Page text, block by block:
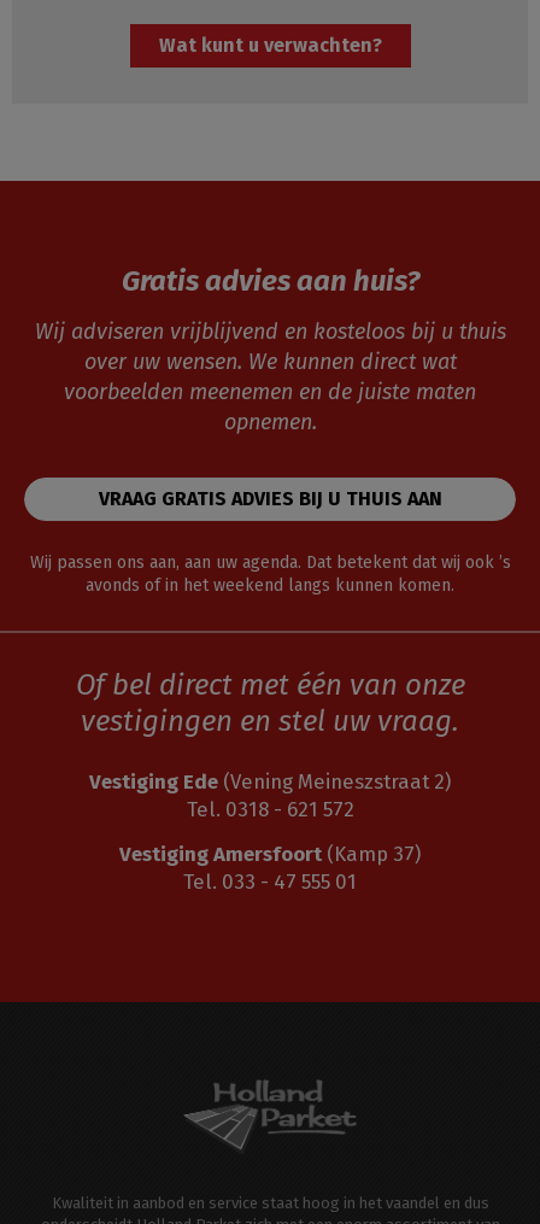
Wat kunt u verwachten?
Gratis advies aan huis?
Wij adviseren vrijblijvend en kosteloos bij u thuis
over uw wensen. We kunnen direct wat
voorbeelden meenemen en de juiste maten
opnemen.
VRAAG GRATIS ADVIES BIJ U THUIS AAN
Wij passen ons aan, aan uw agenda. Dat betekent dat wij ook ’s
avonds of in het weekend langs kunnen komen.
Of bel direct met één van onze
vestigingen en stel uw vraag.
Vestiging Ede (Vening Meineszstraat 2)
Tel. 0318 - 621 572
Vestiging Amersfoort (Kamp 37)
Tel. 033 - 47 555 01
Kwaliteit in aanbod en service staat hoog in het vaandel en dus